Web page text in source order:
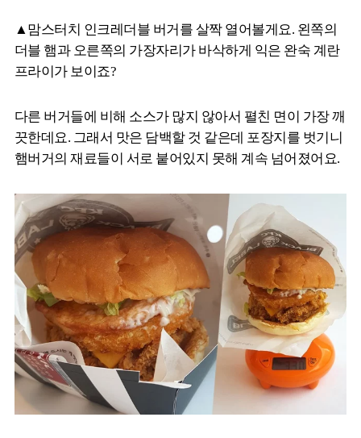
▲맘스터치 인크레더블 버거를 살짝 열어볼게요. 왼쪽의
더블 햄과 오른쪽의 가장자리가 바삭하게 익은 완숙 계란
프라이가 보이죠?
다른 버거들에 비해 소스가 많지 않아서 펼친 면이 가장 깨
끗한데요. 그래서 맛은 담백할 것 같은데 포장지를 벗기니
햄버거의 재료들이 서로 붙어있지 못해 계속 넘어졌어요.